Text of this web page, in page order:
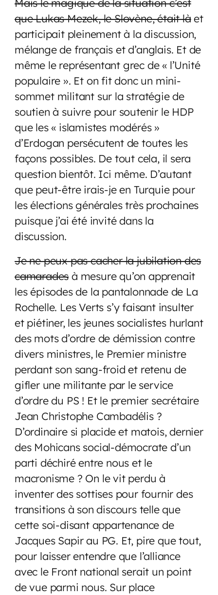
que Lukas Mezek, le Slovène, était làet
participait pleinement à la discussion,
mélange de français et d’anglais. Et de
même le représentant grec de « l’Unité
populaire ». Et on fit donc un mini-
sommet militant sur la stratégie de
soutien à suivre pour soutenir le HDP
que les « islamistes modérés »
d’Erdogan persécutent de toutes les
façons possibles. De tout cela, il sera
question bientôt. Ici même. D’autant
que peut-être irais-je en Turquie pour
les élections générales très prochaines
puisque j’ai été invité dans la
discussion.
Je ne peux pas cacher la jubilation des
camaradesà mesure qu’on apprenait
les épisodes de la pantalonnade de La
Rochelle. Les Verts s’y faisant insulter
et piétiner, les jeunes socialistes hurlant
des mots d’ordre de démission contre
divers ministres, le Premier ministre
perdant son sang-froid et retenu de
gifler une militante par le service
d’ordre du PS ! Et le premier secrétaire
Jean Christophe Cambadélis ?
D’ordinaire si placide et matois, dernier
des Mohicans social-démocrate d’un
parti déchiré entre nous et le
macronisme ? On le vit perdu à
inventer des sottises pour fournir des
transitions à son discours telle que
cette soi-disant appartenance de
Jacques Sapir au PG. Et, pire que tout,
pour laisser entendre que l’alliance
avec le Front national serait un point
de vue parmi nous. Sur place